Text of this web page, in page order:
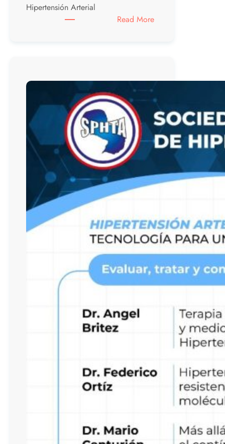
Hipertensión Arterial
Read More: